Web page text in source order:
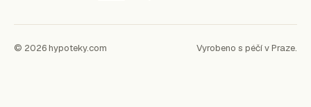
© 2026 hypoteky.com Vyrobeno s péčí v Praze.